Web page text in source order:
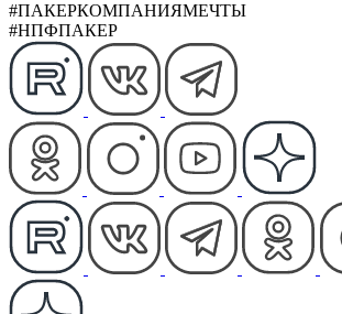
#ПАКЕРКОМПАНИЯМЕЧТЫ
#НПФПАКЕР